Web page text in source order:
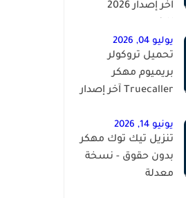
آخر إصدار 2026
يوليو 04, 2026
تحميل تروكولر
بريميوم مهكر
Truecaller آخر إصدار
يونيو 14, 2026
تنزيل تيك توك مهكر
بدون حقوق - نسخة
معدلة